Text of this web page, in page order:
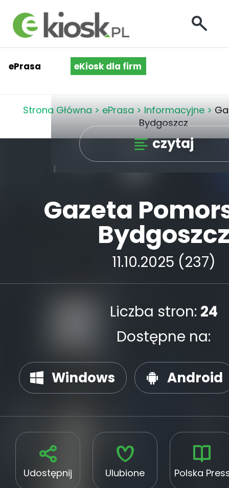
ePrasa eKiosk dla firm
Strona Główna > ePrasa > Informacyjne >
Bydgoszcz
czytaj
Gazeta
11.10.2025 (237)
Liczba stron: 24
Dostępne na:
Windows Android
Udostępnij Ulubione Polska